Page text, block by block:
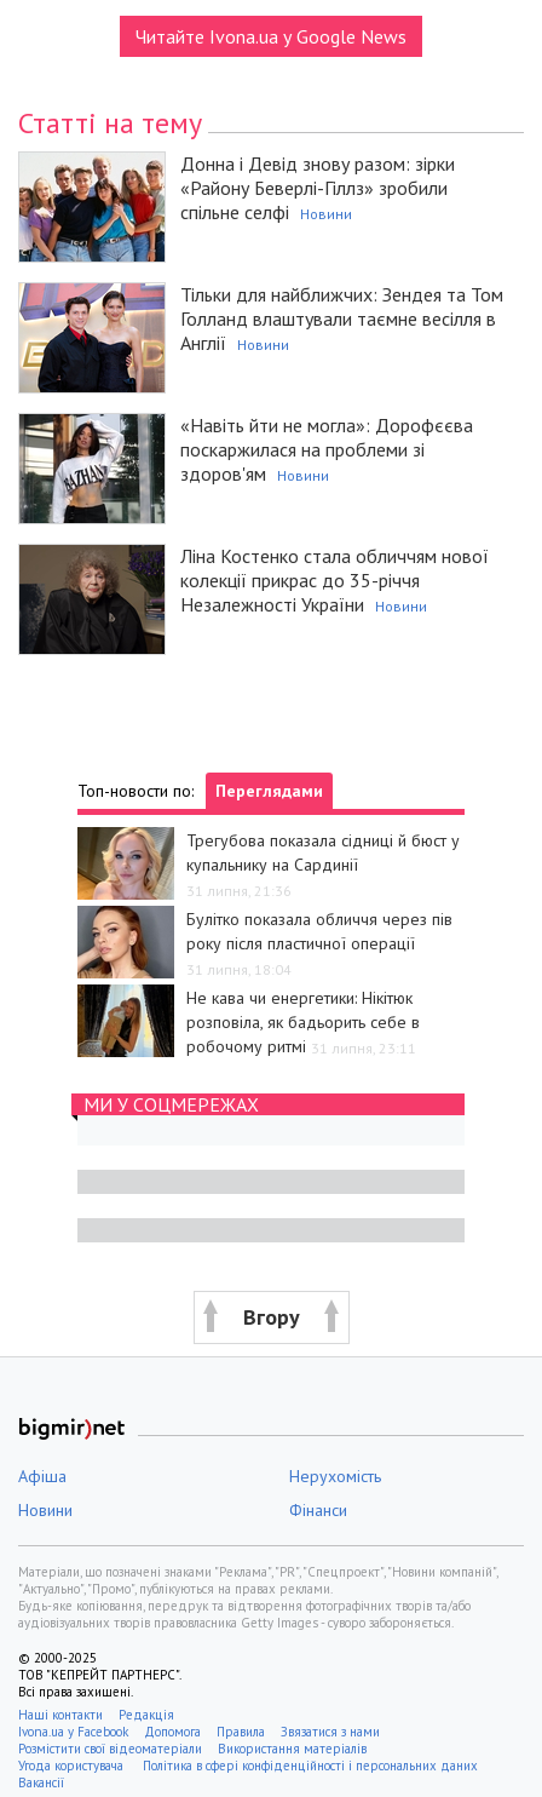
Читайте Ivona.ua у Google News
Статті на тему
Донна і Девід знову разом: зірки
«Району Беверлі-Гіллз» зробили
спільне селфі
Новини
Тільки для найближчих: Зендея та Том
Голланд влаштували таємне весілля в
Англії
Новини
«Навіть йти не могла»: Дорофєєва
поскаржилася на проблеми зі
здоров'ям
Новини
Ліна Костенко стала обличчям нової
колекції прикрас до 35-річчя
Незалежності України
Новини
Топ-новости по: Переглядами
Трегубова показала сідниці й бюст у
купальнику на Сардинії
31 липня, 21:36
Булітко показала обличчя через пів
року після пластичної операції
31 липня, 18:04
Не кава чи енергетики: Нікітюк
розповіла, як бадьорить себе в
робочому ритмі 31 липня, 23:11
МИ У СОЦМЕРЕЖАХ
Вгору
Афіша
Нерухомість
Новини
Фінанси
Матеріали, що позначені знаками "Реклама", "PR", "Спецпроект", "Новини компаній",
"Актуально", "Промо", публікуються на правах реклами.
Будь-яке копіювання, передрук та відтворення фотографічних творів та/або
аудіовізуальних творів правовласника Getty Images - суворо забороняється.
© 2000-2025
ТОВ "КЕПРЕЙТ ПАРТНЕРС".
Всі права захищені.
Наші контакти
Редакція
Ivona.ua у Facebook
Допомога Правила
Звязатися з нами
Розмістити свої відеоматеріали
Використання матеріалів
Угода користувача
Політика в сфері конфіденційності і персональних даних
Вакансії